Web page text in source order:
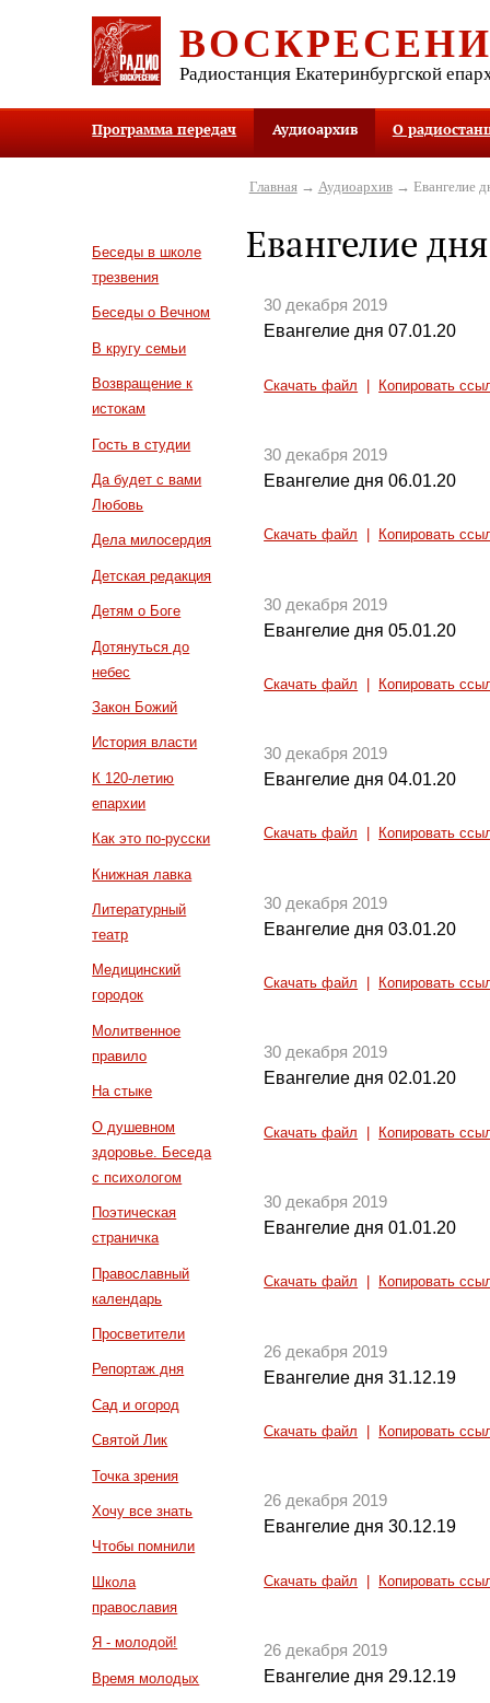
Радиостанция Екатеринбургской
Программа передач Аудиоархив О
Беседы в школе
трезвения
Беседы о Вечном
В кругу семьи
Возвращение к
истокам
Гость в студии
Да будет с вами
Любовь
Дела милосердия
Детская редакция
Детям о Боге
Дотянуться до
небес
Закон Божий
История власти
К 120-летию
епархии
Как это по-русски
Книжная лавка
Литературный
театр
Медицинский
городок
Молитвенное
правило
На стыке
О душевном
здоровье. Беседа
с психологом
Поэтическая
страничка
Православный
календарь
Просветители
Репортаж дня
Сад и огород
Святой Лик
Точка зрения
Хочу все знать
Чтобы помнили
Школа
православия
Я - молодой!
Время молодых
Главная→ Аудиоархив→ Евангелие
Евангелие дня
30 декабря 2019
Евангелие дня 07.01.20
Скачать файл Копировать
30 декабря 2019
Евангелие дня 06.01.20
Скачать файл Копировать
30 декабря 2019
Евангелие дня 05.01.20
Скачать файл Копировать
30 декабря 2019
Евангелие дня 04.01.20
Скачать файл Копировать
30 декабря 2019
Евангелие дня 03.01.20
Скачать файл Копировать
30 декабря 2019
Евангелие дня 02.01.20
Скачать файл Копировать
30 декабря 2019
Евангелие дня 01.01.20
Скачать файл Копировать
26 декабря 2019
Евангелие дня 31.12.19
Скачать файл Копировать
26 декабря 2019
Евангелие дня 30.12.19
Скачать файл Копировать
26 декабря 2019
Евангелие дня 29.12.19